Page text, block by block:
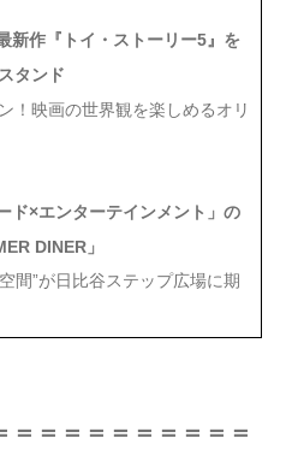
新作『トイ・ストーリー5』を
タンド
！映画の世界観を楽しめるオリ
ド×エンターテインメント」の
DINER」
間”が日比谷ステップ広場に期
＝＝＝＝＝＝＝＝＝＝